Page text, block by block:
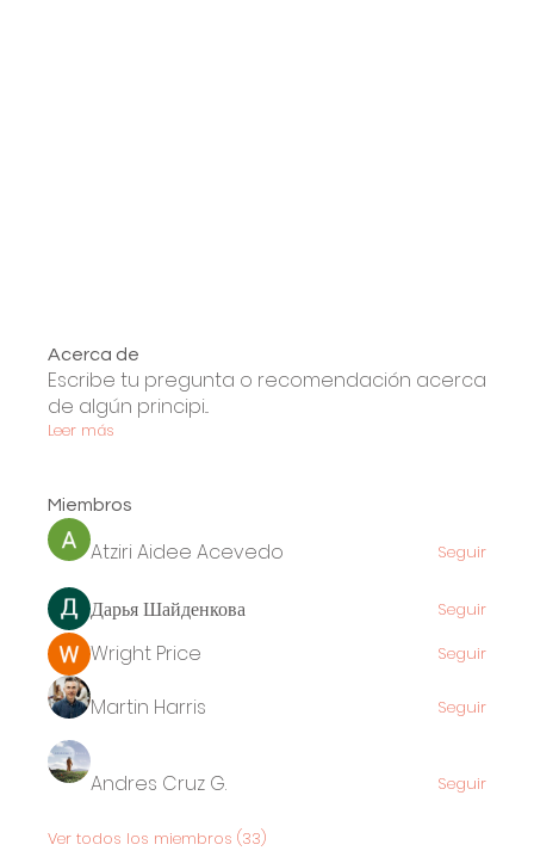
Acerca de
Escribe tu pregunta o recomendación acerca
de algún principi...
Leer más
Miembros
Atziri Aidee Acevedo Seguir
Дарья Шайденкова Seguir
Wright Price Seguir
Martin Harris Seguir
Andres Cruz G. Seguir
Ver todos los miembros (33)